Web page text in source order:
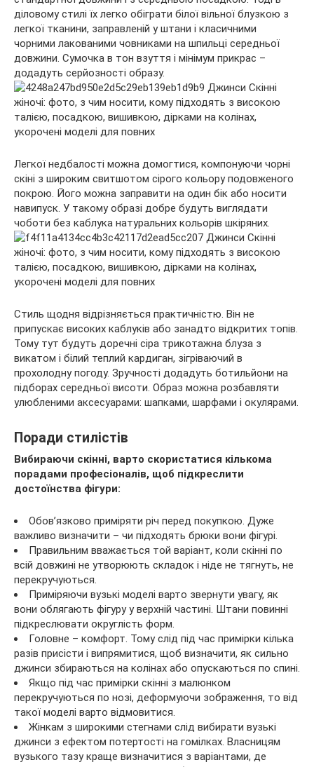
діловому стилі їх легко обіграти білої вільної блузкою з
легкої тканини, заправленій у штани і класичними
чорними лакованими човниками на шпильці середньої
довжини. Сумочка в тон взуття і мінімум прикрас –
додадуть серйозності образу.
Легкої недбалості можна домогтися, компонуючи чорні
скіні з широким свитшотом сірого кольору подовженого
покрою. Його можна заправити на один бік або носити
навипуск. У такому образі добре будуть виглядати
чоботи без каблука натуральних кольорів шкіряних.
Стиль щодня відрізняється практичністю. Він не
припускає високих каблуків або занадто відкритих топів.
Тому тут будуть доречні сіра трикотажна блуза з
викатом і білий теплий кардиган, зігріваючий в
прохолодну погоду. Зручності додадуть ботильйони на
підборах середньої висоти. Образ можна розбавляти
улюбленими аксесуарами: шапками, шарфами і окулярами.
Поради стилістів
Вибираючи скінні, варто скористатися кількома
порадами професіоналів, щоб підкреслити
достоїнства фігури:
Обов’язково приміряти річ перед покупкою. Дуже
важливо визначити – чи підходять брюки вони фігурі.
Правильним вважається той варіант, коли скінні по
всій довжині не утворюють складок і ніде не тягнуть, не
перекручуються.
Приміряючи вузькі моделі варто звернути увагу, як
вони облягають фігуру у верхній частині. Штани повинні
підкреслювати округлість форм.
Головне – комфорт. Тому слід під час примірки кілька
разів присісти і випрямитися, щоб визначити, як сильно
джинси збираються на колінах або опускаються по спині.
Якщо під час примірки скінні з малюнком
перекручуються по нозі, деформуючи зображення, то від
такої моделі варто відмовитися.
Жінкам з широкими стегнами слід вибирати вузькі
джинси з ефектом потертості на гомілках. Власницям
вузького тазу краще визначитися з варіантами, де